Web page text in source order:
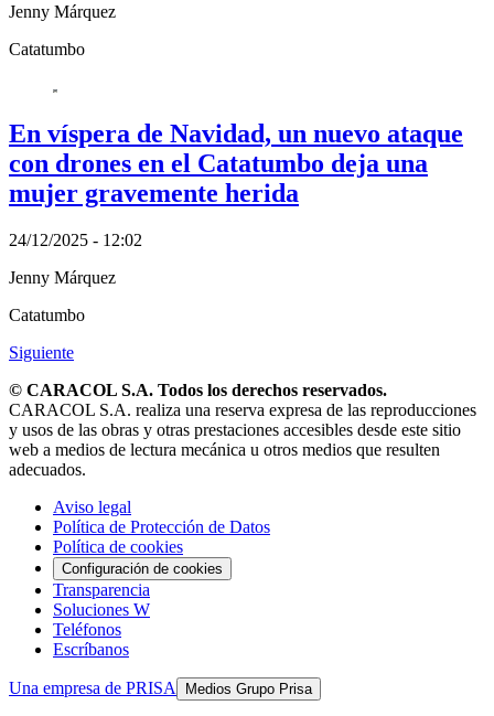
Jenny Márquez
Catatumbo
En víspera de Navidad, un nuevo ataque
con drones en el Catatumbo deja una
mujer gravemente herida
24/12/2025 - 12:02
Jenny Márquez
Catatumbo
Siguiente
© CARACOL S.A. Todos los derechos reservados.
CARACOL S.A. realiza una reserva expresa de las reproducciones
y usos de las obras y otras prestaciones accesibles desde este sitio
web a medios de lectura mecánica u otros medios que resulten
adecuados.
Aviso legal
Política de Protección de Datos
Política de cookies
Configuración de cookies
Transparencia
Soluciones W
Teléfonos
Escríbanos
Una empresa de PRISA Medios Grupo Prisa